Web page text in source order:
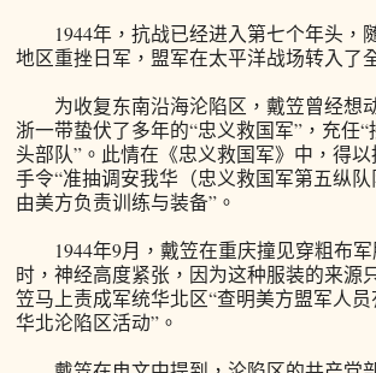
1944年，抗战已经进入第七个年头，
地区重挫日军，盟军在太平洋战场转入了
为收复东南沿海沦陷区，戴笠曾经想
浙一带蛰伏了多年的“忠义救国军”，充任
头部队”。此情在《忠义救国军》中，得
手令“准抽调安我华（忠义救国军第五纵
由美方负责训练与装备”。
1944年9月，戴笠在重庆撞见穿粗布军
时，神经高度紧张，因为这种服装的来源
笠马上责成军统华北区“查明美方盟军人
华北沦陷区活动”。